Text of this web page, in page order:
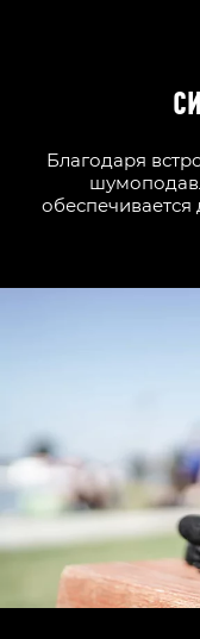
Благодаря